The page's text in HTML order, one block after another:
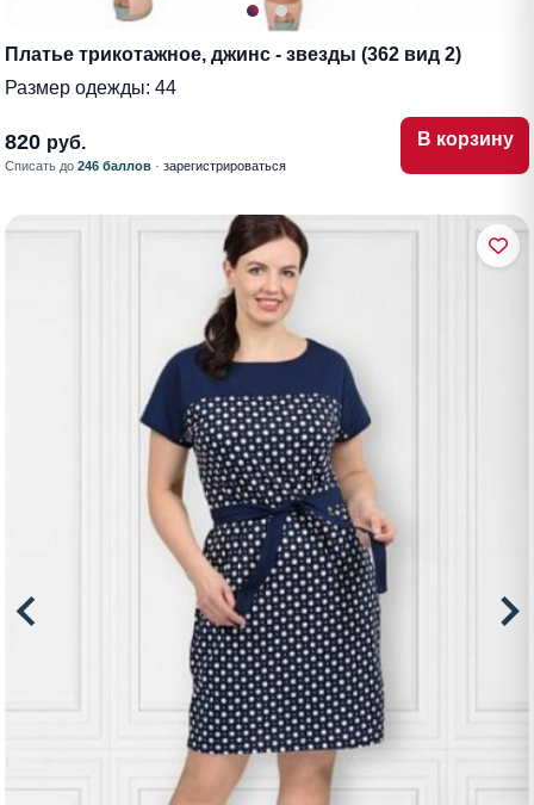
Платье трикотажное, джинс - звезды (362 вид 2)
Размер одежды: 44
820 руб.
Списать до 246 баллов · зарегистрироваться
В корзину